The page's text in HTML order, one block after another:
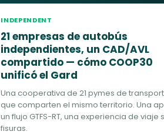
INDEPENDENT
21 empresas de autobús
independientes, un CAD/AVL
compartido — cómo COOP30
unificó el Gard
Una cooperativa de 21 pymes de
que comparten el mismo territorio. Una
un flujo GTFS-RT, una experiencia de viaje
fisuras.